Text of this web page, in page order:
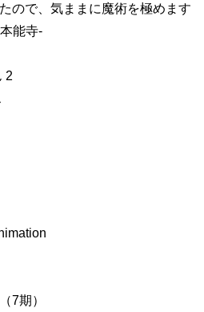
ので、気ままに魔術を極めます
能寺-
2
7期）